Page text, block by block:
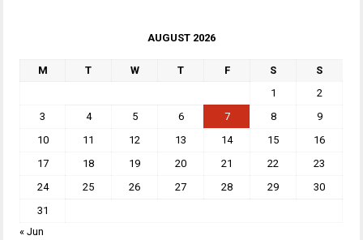
AUGUST 2026
M T W T F S
S
1
2
3
4 5 6 7 8
9
10
11 12 13 14 15
16
17
18 19 20 21 22
23
24
25 26 27 28 29
30
31
« Jun